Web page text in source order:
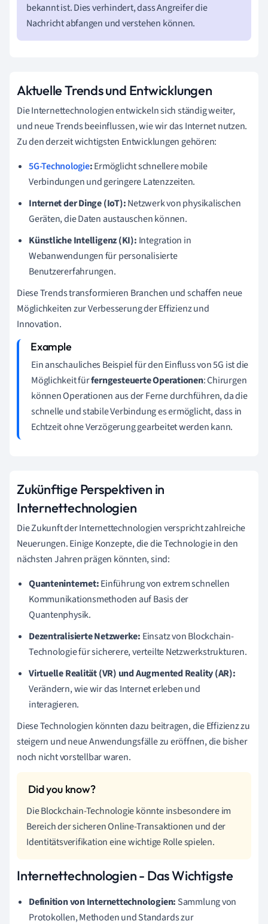
bekannt ist. Dies verhindert, dass Angreifer die
Nachricht abfangen und verstehen können.
Aktuelle Trends und Entwicklungen
Die Internettechnologien entwickeln sich ständig weiter,
und neue Trends beeinflussen, wie wir das Internet nutzen.
Zu den derzeit wichtigsten Entwicklungen gehören:
5G-Technologie:Ermöglicht schnellere mobile
Verbindungen und geringere Latenzzeiten.
Internet der Dinge (IoT):Netzwerk von physikalischen
Geräten, die Daten austauschen können.
Künstliche Intelligenz (KI): Integration in
Webanwendungen für personalisierte
Benutzererfahrungen.
Diese Trends transformieren Branchen und schaffen neue
Möglichkeiten zur Verbesserung der Effizienz und
Innovation.
Ein anschauliches Beispiel für den Einfluss von 5G ist die
Möglichkeit fürferngesteuerte Operationen: Chirurgen
können Operationen aus der Ferne durchführen, da die
schnelle und stabile Verbindung es ermöglicht, dass in
Echtzeit ohne Verzögerung gearbeitet werden kann.
Zukünftige Perspektiven in
Internettechnologien
Die Zukunft der Internettechnologien verspricht zahlreiche
Neuerungen. Einige Konzepte, die die Technologie in den
nächsten Jahren prägen könnten, sind:
Quanteninternet:Einführung von extrem schnellen
Kommunikationsmethoden auf Basis der
Quantenphysik.
Dezentralisierte Netzwerke: Einsatz von Blockchain-
Technologie für sicherere, verteilte Netzwerkstrukturen.
Virtuelle Realität (VR) und Augmented Reality (AR):
Verändern, wie wir das Internet erleben und
interagieren.
Diese Technologien könnten dazu beitragen, die Effizienz zu
steigern und neue Anwendungsfälle zu eröffnen, die bisher
noch nicht vorstellbar waren.
Die Blockchain-Technologie könnte insbesondere im
Bereich der sicheren Online-Transaktionen und der
Identitätsverifikation eine wichtige Rolle spielen.
Internettechnologien - Das Wichtigste
Definition von Internettechnologien: Sammlung von
Protokollen, Methoden und Standards zur